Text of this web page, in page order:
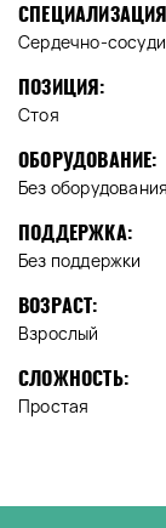
Сердечно-
ПОЗИЦИЯ:
Стоя
ОБОРУДОВАНИЕ:
Без оборудования
ПОДДЕРЖКА:
Без поддержки
ВОЗРАСТ:
Взрослый
СЛОЖНОСТЬ:
Простая